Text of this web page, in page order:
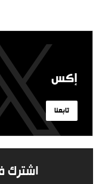
إكس
تابعنا
اشترك